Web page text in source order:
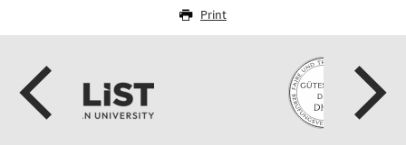
Print